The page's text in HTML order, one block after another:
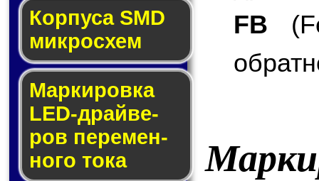
Корпуса SMD
мик­ро­схем
Маркировка
LED-драй­ве­
ров пе­ре­мен­
но­го то­ка
FB